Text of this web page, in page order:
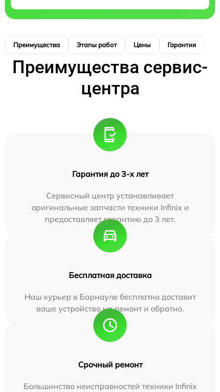
Преимущества Этапы работ Цены Гарантия
Преимущества сервис-
центра
Гарантия до 3-х лет
Сервисный центр устанавливает
оригинальные запчасти техники Infinix и
предоставляет гарантию до 3 лет.
Бесплатная доставка
Наш курьер в Барнауле бесплатно доставит
ваше устройство на ремонт и обратно.
Срочный ремонт
Большинство неисправностей техники Infinix